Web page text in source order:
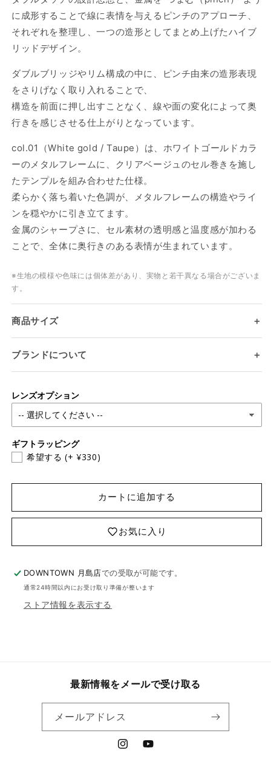
に成形することで線に表情を与えるピンチのアプローチ、
それぞれを整理し、一つの造形としてまとめ上げたハイブ
リッドデザイン。
ダブルブリッジやリム構成の中に、ピンチ由来の造形表現
をさりげなく取り入れることで、
構造を前面に押し出すことなく、線や面の変化によって奥
行きを感じさせる仕上がりとなっています。
col.01（White gold / Taupe）は、ホワイトゴールドカラ
ーのメタルフレームに、クリアベージュのセル巻きを施し
たテンプルを組み合わせた仕様。
柔らかく落ち着いた色調が、メタルフレームの構造やライ
ンを穏やかに引き立てます。
金属のシャープさに、セル素材の透明感と温度感が加わる
ことで、全体に奥行きのある表情が生まれています。
※生地の模様や色味には個体差があり、実物と若干異なる場合がございま
す。
商品サイズ ＋
ブランドについて ＋
レンズオプション
ギフトラッピング
希望する (+ ¥330)
カートに追加する
お気に入り
DOWNTOWN 月島店での受取が可能です。
通常24時間以内にお受け取り準備が整います
ストア情報を表示する
最新情報をメールで受け取る
メールアドレス
InstagramYouTube
商品を追加したり、以前に保存したアイテムを表